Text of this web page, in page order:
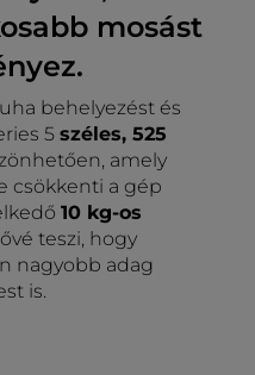
mosást
behelyezést és
5széles, 525
amely
csökkenti a gép
10 kg-os
teszi, hogy
nagyobb adag
is.